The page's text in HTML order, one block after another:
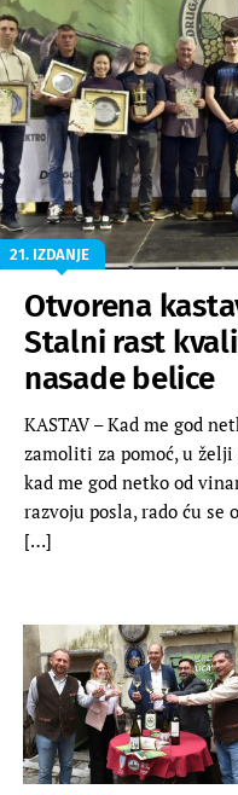
21. IZDANJE
Otvorena
Stalni rast
nasade belice
KASTAV – Kad me god
zamoliti za pomoć, u
kad me god netko od
razvoju posla, rado ću se
[…]